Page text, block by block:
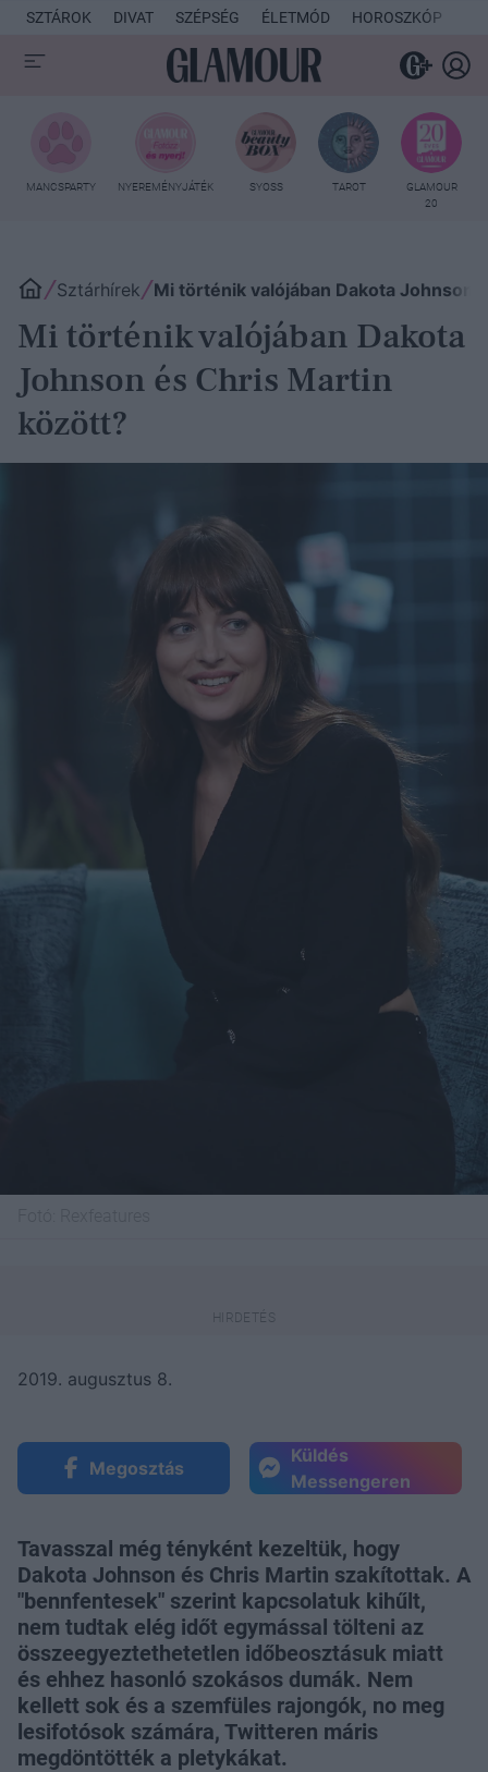
SZTÁROK DIVAT SZÉPSÉG ÉLETMÓD HOROSZKÓP
MANCSPARTY NYEREMÉNYJÁTÉK SYOSS TAROT
GLAMOUR
20
Sztárhírek Mi történik valójában Dakota Johnson
Mi történik valójában Dakota
Johnson és Chris Martin
között?
2019. augusztus 8.
Megosztás
Küldés
Messengeren
Tavasszal még tényként kezeltük, hogy
Dakota Johnson és Chris Martin szakítottak. A
"bennfentesek" szerint kapcsolatuk kihűlt,
nem tudtak elég időt egymással tölteni az
összeegyeztethetetlen időbeosztásuk miatt
és ehhez hasonló szokásos dumák. Nem
kellett sok és a szemfüles rajongók, no meg
lesifotósok számára, Twitteren máris
megdöntötték a pletykákat.